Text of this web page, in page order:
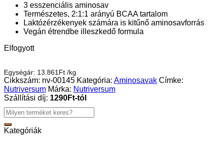
3 esszenciális aminosav
Természetes, 2:1:1 arányú BCAA tartalom
Laktózérzékenyek számára is kitűnő aminosavforrás
Vegán étrendbe illeszkedő formula
Elfogyott
Egységár: 13.861 Ft /kg
Cikkszám: nv-00145 Kategória: Aminosavak Címke:
Nutriversum Márka: Nutriversum
Szállítási díj: 1290Ft-tól
Keresés
a
következőre:
Kategóriák